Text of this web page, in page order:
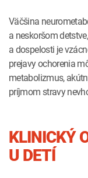
Väčšina
a neskoršom
a dospelosti je
prejavy ochorenia
metabolizmus,
príjmom stravy
KLINICKÝ
U DETÍ